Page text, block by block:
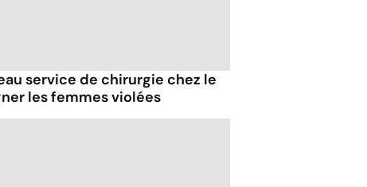
service de chirurgie chez le
les femmes violées